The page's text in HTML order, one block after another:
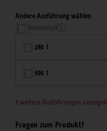
Andere Ausführung wählen
Nenninhalt
290 l
500 l
5 weitere Ausführungen anzeigen
Fragen zum Produkt?